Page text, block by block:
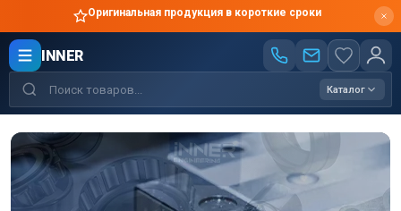
Оригинальная продукция в короткие сроки
INNER
Каталог